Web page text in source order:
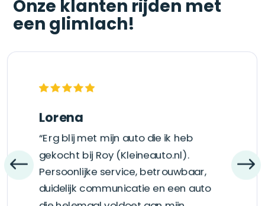
Onze klanten rijden met
een glimlach!
Lorena
“Erg blij met mijn auto die ik heb
gekocht bij Roy (Kleineauto.nl).
Persoonlijke service, betrouwbaar,
duidelijk communicatie en een auto